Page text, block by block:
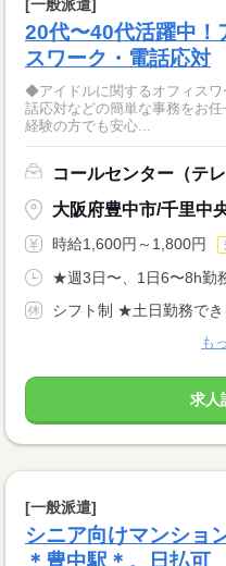
[一般派遣]
20代〜40代活躍中！
スワーク・電話応対
◆アイドルに関するオフィスワーク・電
話応対などの簡単な事務をお
経験の方でも安心...
コールセンター（テ
大阪府豊中市/千里中
時給1,600円～1,800円
★週3日〜、1日6〜8h勤
シフト制 ★土日勤務でき
も
求人
[一般派遣]
シニア向けマンショ
＊豊中駅＊。日払可